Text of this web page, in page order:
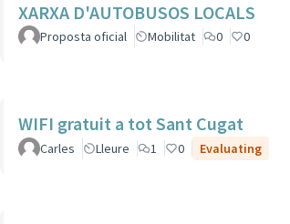
XARXA D'AUTOBUSOS LOCALS
Proposta oficial Mobilitat 0 0
WIFI gratuit a tot Sant Cugat
Carles Lleure 1 0 Evaluating